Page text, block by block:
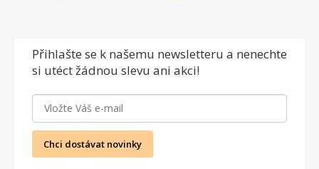
Přihlašte se k našemu newsletteru a nenechte
si utéct žádnou slevu ani akci!
Chci dostávat novinky